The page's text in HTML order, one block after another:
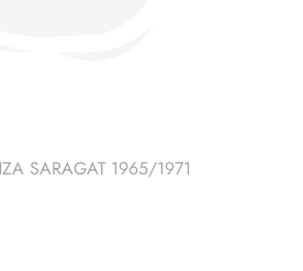
SARAGAT 1965/1971